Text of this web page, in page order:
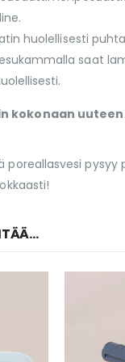
huolellisesti
saat
kokonaan
poreallasvesi pysyy